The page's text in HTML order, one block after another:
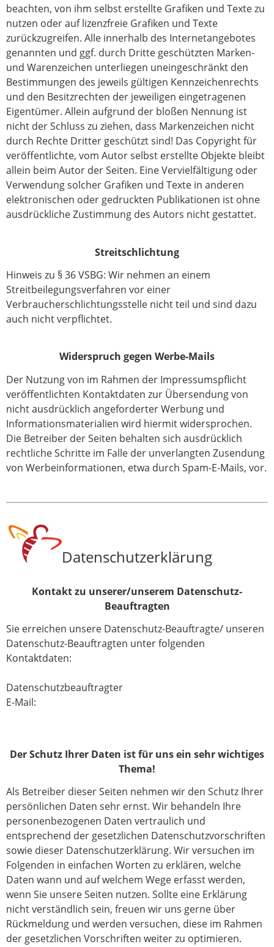
beachten, von ihm selbst erstellte Grafiken und Texte zu
nutzen oder auf lizenzfreie Grafiken und Texte
zurückzugreifen. Alle innerhalb des Internetangebotes
genannten und ggf. durch Dritte geschützten Marken-
und Warenzeichen unterliegen uneingeschränkt den
Bestimmungen des jeweils gültigen Kennzeichenrechts
und den Besitzrechten der jeweiligen eingetragenen
Eigentümer. Allein aufgrund der bloßen Nennung ist
nicht der Schluss zu ziehen, dass Markenzeichen nicht
durch Rechte Dritter geschützt sind! Das Copyright für
veröffentlichte, vom Autor selbst erstellte Objekte bleibt
allein beim Autor der Seiten. Eine Vervielfältigung oder
Verwendung solcher Grafiken und Texte in anderen
elektronischen oder gedruckten Publikationen ist ohne
ausdrückliche Zustimmung des Autors nicht gestattet.
Streitschlichtung
Hinweis zu § 36 VSBG: Wir nehmen an einem
Streitbeilegungsverfahren vor einer
Verbraucherschlichtungsstelle nicht teil und sind dazu
auch nicht verpflichtet.
Widerspruch gegen Werbe-Mails
Der Nutzung von im Rahmen der Impressumspflicht
veröffentlichten Kontaktdaten zur Übersendung von
nicht ausdrücklich angeforderter Werbung und
Informationsmaterialien wird hiermit widersprochen.
Die Betreiber der Seiten behalten sich ausdrücklich
rechtliche Schritte im Falle der unverlangten Zusendung
von Werbeinformationen, etwa durch Spam-E-Mails, vor.
Datenschutzerklärung
Kontakt zu unserer/unserem Datenschutz-
Beauftragten
Sie erreichen unsere Datenschutz-Beauftragte/ unseren
Datenschutz-Beauftragten unter folgenden
Kontaktdaten:
Datenschutzbeauftragter
E-Mail:
Der Schutz Ihrer Daten ist für uns ein sehr wichtiges
Thema!
Als Betreiber dieser Seiten nehmen wir den Schutz Ihrer
persönlichen Daten sehr ernst. Wir behandeln Ihre
personenbezogenen Daten vertraulich und
entsprechend der gesetzlichen Datenschutzvorschriften
sowie dieser Datenschutzerklärung. Wir versuchen im
Folgenden in einfachen Worten zu erklären, welche
Daten wann und auf welchem Wege erfasst werden,
wenn Sie unsere Seiten nutzen. Sollte eine Erklärung
nicht verständlich sein, freuen wir uns gerne über
Rückmeldung und werden versuchen, diese im Rahmen
der gesetzlichen Vorschriften weiter zu optimieren.